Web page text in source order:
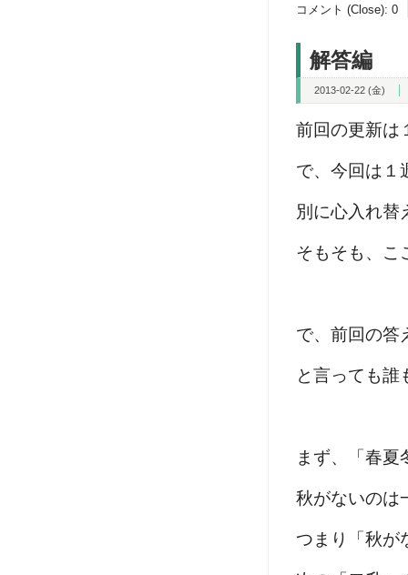
コメント (Close): 0
解答編
2013-02-22 (金)
前回の更新は
で、今回は１
別に心入れ替
そもそも、こ
で、前回の答
と言っても
まず、「春夏
秋がないのは
つまり「秋